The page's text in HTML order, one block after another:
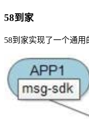
58到家
58到家实现了一个通用